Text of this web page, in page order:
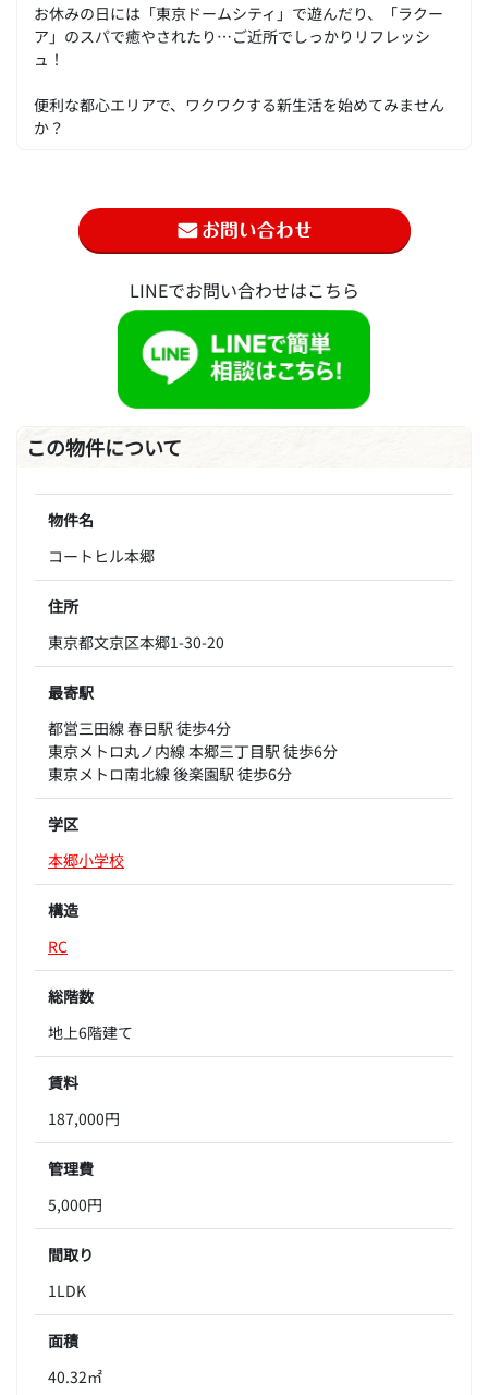
お休みの日には「東京ドームシティ」で遊んだり、「ラクー
ア」のスパで癒やされたり…ご近所でしっかりリフレッシ
ュ！
便利な都心エリアで、ワクワクする新生活を始めてみません
か？
LINEでお問い合わせはこちら
この物件について
物件名
コートヒル本郷
住所
東京都文京区本郷1-30-20
最寄駅
都営三田線 春日駅 徒歩4分
東京メトロ丸ノ内線 本郷三丁目駅 徒歩6分
東京メトロ南北線 後楽園駅 徒歩6分
学区
本郷小学校
構造
RC
総階数
地上6階建て
賃料
187,000円
管理費
5,000円
間取り
1LDK
面積
40.32㎡